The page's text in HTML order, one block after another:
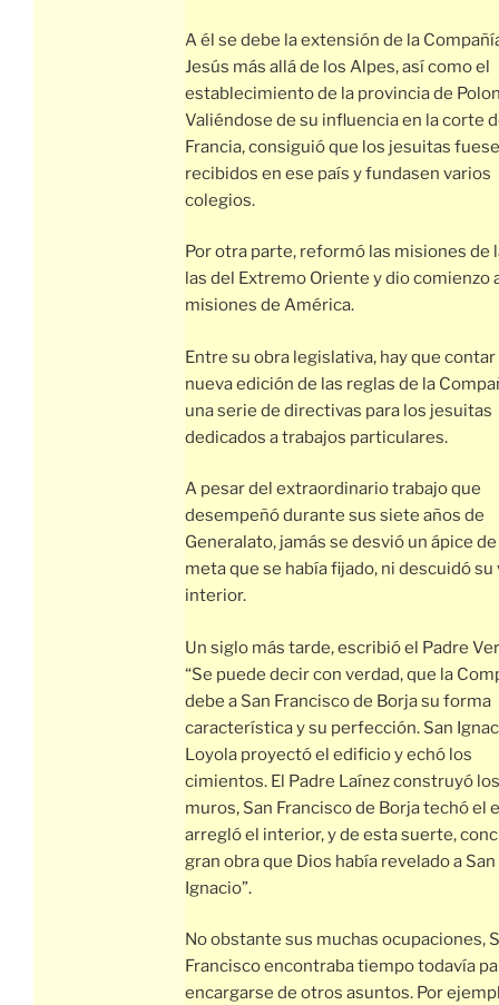
A él se debe la extensión de la
Jesús más allá de los Alpes, así como el
establecimiento de la provincia de
Valiéndose de su influencia en la corte
Francia, consiguió que los jesuitas
recibidos en ese país y fundasen varios
colegios.
Por otra parte, reformó las misiones de
las del Extremo Oriente y dio comienzo
misiones de América.
Entre su obra legislativa, hay que contar
nueva edición de las reglas de la
una serie de directivas para los jesuitas
dedicados a trabajos particulares.
A pesar del extraordinario trabajo que
desempeñó durante sus siete años de
Generalato, jamás se desvió un ápice de
meta que se había fijado, ni descuidó su
interior.
Un siglo más tarde, escribió el Padre
“Se puede decir con verdad, que la
debe a San Francisco de Borja su forma
característica y su perfección. San
Loyola proyectó el edificio y echó los
cimientos. El Padre Laínez construyó los
muros, San Francisco de Borja techó el
arregló el interior, y de esta suerte,
gran obra que Dios había revelado a San
Ignacio”.
No obstante sus muchas ocupaciones,
Francisco encontraba tiempo todavía
encargarse de otros asuntos. Por